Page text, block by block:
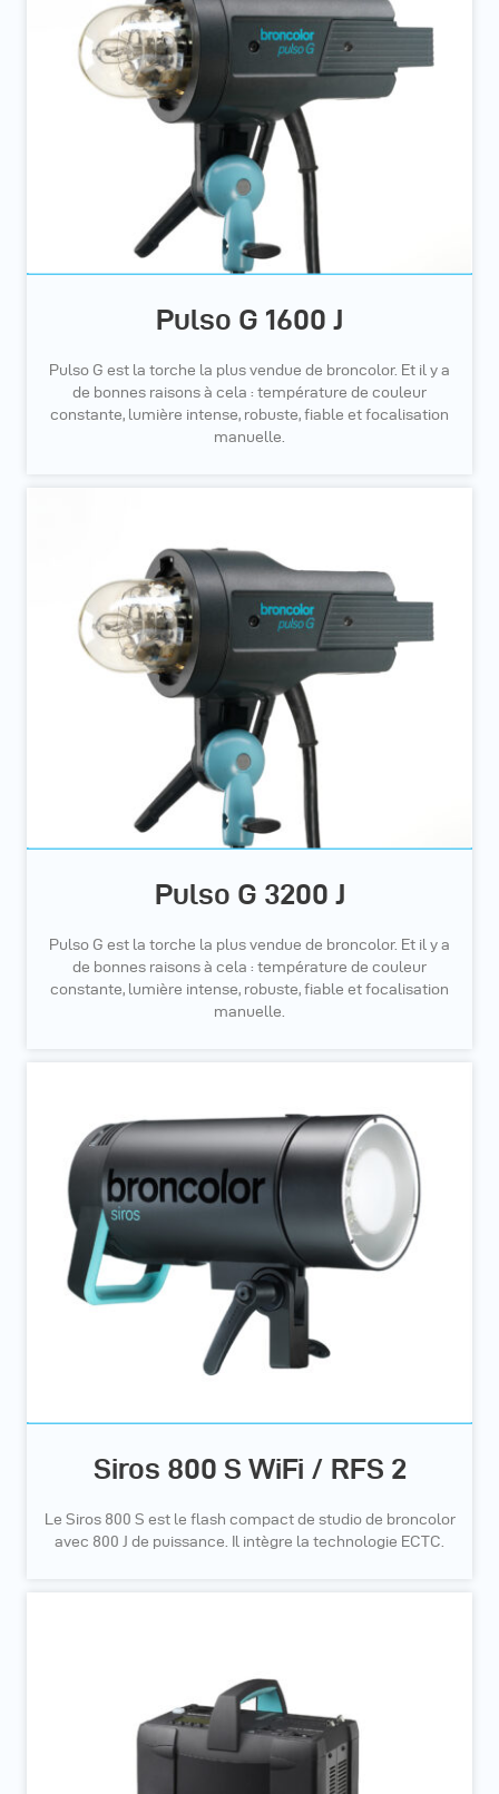
Pulso G 1600 J
Pulso G est la torche la plus vendue de broncolor. Et il y a
de bonnes raisons à cela : température de couleur
constante, lumière intense, robuste, fiable et focalisation
manuelle.
Pulso G 3200 J
Pulso G est la torche la plus vendue de broncolor. Et il y a
de bonnes raisons à cela : température de couleur
constante, lumière intense, robuste, fiable et focalisation
manuelle.
Siros 800 S WiFi / RFS 2
Le Siros 800 S est le flash compact de studio de broncolor
avec 800 J de puissance. Il intègre la technologie ECTC.